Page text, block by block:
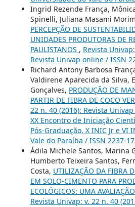
Ingrid Rezende França,
Spinelli, Juliana Masami
PERCEPÇÃO DE
UNIDADES PRODUTORAS DE
PAULISTANOS , Revista
Revista Univap online / ISSN
Richard Antony Barbosa
Valdirene Aparecida da Silva,
Gonçalves, PRODUÇÃO DE
PARTIR DE FIBRA DE COCO
22 n. 40 (2016): Revista
XX Encontro de Iniciação
Pós-Graduação, X INIC Jr e
Vale do Paraíba / ISSN 2237-
Ádila Michele Santos, Marina
Humberto Teixeira Santos,
Costa, UTILIZAÇÃO DA FIBRA
EM SOLO-CIMENTO PARA
ECOLÓGICOS: UMA
Revista Univap: v. 22 n. 40